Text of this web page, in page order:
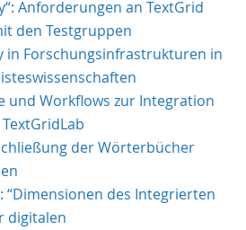
Anforderungen an TextGrid
den Testgruppen
in Forschungsinfrastrukturen in
und Workflows zur Integration
der Wörterbücher
“Dimensionen des Integrierten
digitalen